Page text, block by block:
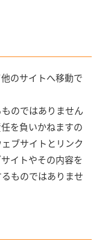
のサイトへ移動で
のではありません
を負いかねますの
ブサイトとリンク
イトやその内容を
ものではありませ